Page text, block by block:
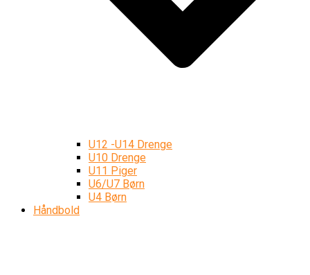
U12 -U14 Drenge
U10 Drenge
U11 Piger
U6/U7 Børn
U4 Børn
Håndbold